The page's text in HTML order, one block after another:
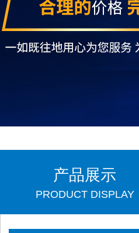
产品展示
PRODUCT DISPLAY